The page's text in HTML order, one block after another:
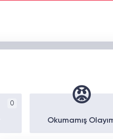
0 😡
Okumamış